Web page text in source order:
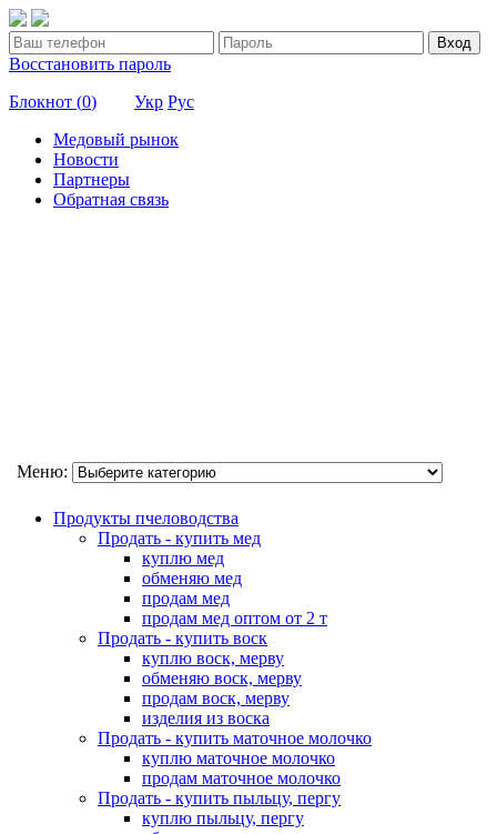
Вход
Восстановить пароль
Блокнот (0) Укр Рус
Медовый рынок
Новости
Партнеры
Обратная связь
Меню:
Продукты пчеловодства
Продать - купить мед
куплю мед
обменяю мед
продам мед
продам мед оптом от 2 т
Продать - купить воск
куплю воск, мерву
обменяю воск, мерву
продам воск, мерву
изделия из воска
Продать - купить маточное молочко
куплю маточное молочко
продам маточное молочко
Продать - купить пыльцу, пергу
куплю пыльцу, пергу